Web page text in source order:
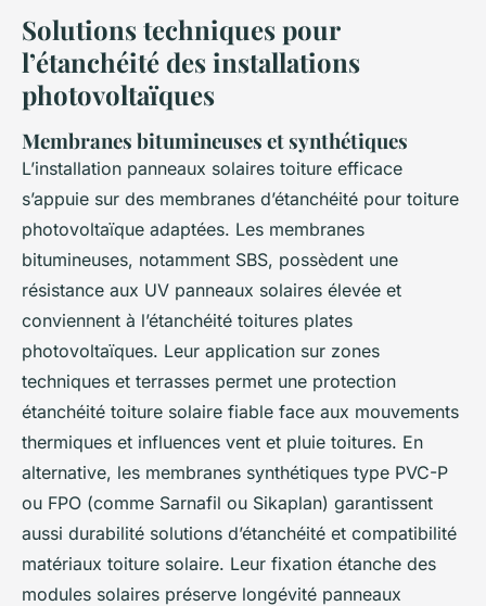
Solutions techniques pour
l’étanchéité des installations
photovoltaïques
Membranes bitumineuses et synthétiques
L’installation panneaux solaires toiture efficace
s’appuie sur des membranes d’étanchéité pour toiture
photovoltaïque adaptées. Les membranes
bitumineuses, notamment SBS, possèdent une
résistance aux UV panneaux solaires élevée et
conviennent à l’étanchéité toitures plates
photovoltaïques. Leur application sur zones
techniques et terrasses permet une protection
étanchéité toiture solaire fiable face aux mouvements
thermiques et influences vent et pluie toitures. En
alternative, les membranes synthétiques type PVC-P
ou FPO (comme Sarnafil ou Sikaplan) garantissent
aussi durabilité solutions d’étanchéité et compatibilité
matériaux toiture solaire. Leur fixation étanche des
modules solaires préserve longévité panneaux